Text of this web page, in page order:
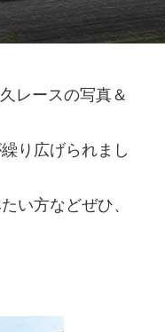
レースの写真＆
り広げられまし
い方などぜひ、